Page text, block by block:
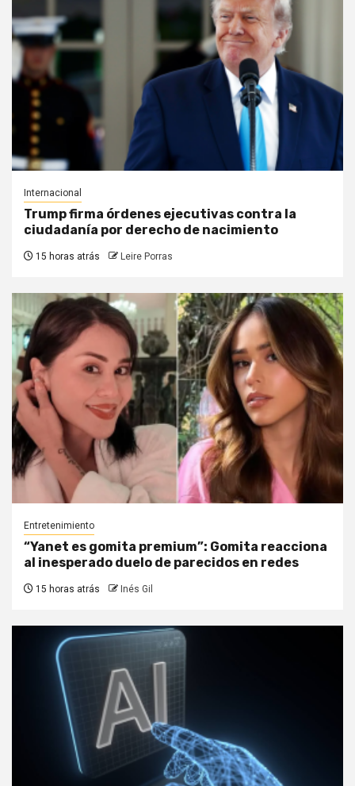
Internacional
Trump firma órdenes ejecutivas contra la
ciudadanía por derecho de nacimiento
15 horas atrás Leire Porras
Entretenimiento
“Yanet es gomita premium”: Gomita reacciona
al inesperado duelo de parecidos en redes
15 horas atrás Inés Gil